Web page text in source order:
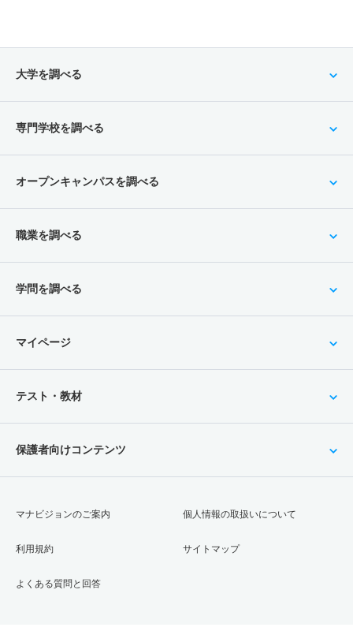
大学を調べる
専門学校を調べる
オープンキャンパスを調べる
職業を調べる
学問を調べる
マイページ
テスト・教材
保護者向けコンテンツ
マナビジョンのご案内
利用規約
よくある質問と回答
個人情報の取扱いについて
サイトマップ